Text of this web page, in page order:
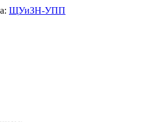
ЩУиЗН-УПП